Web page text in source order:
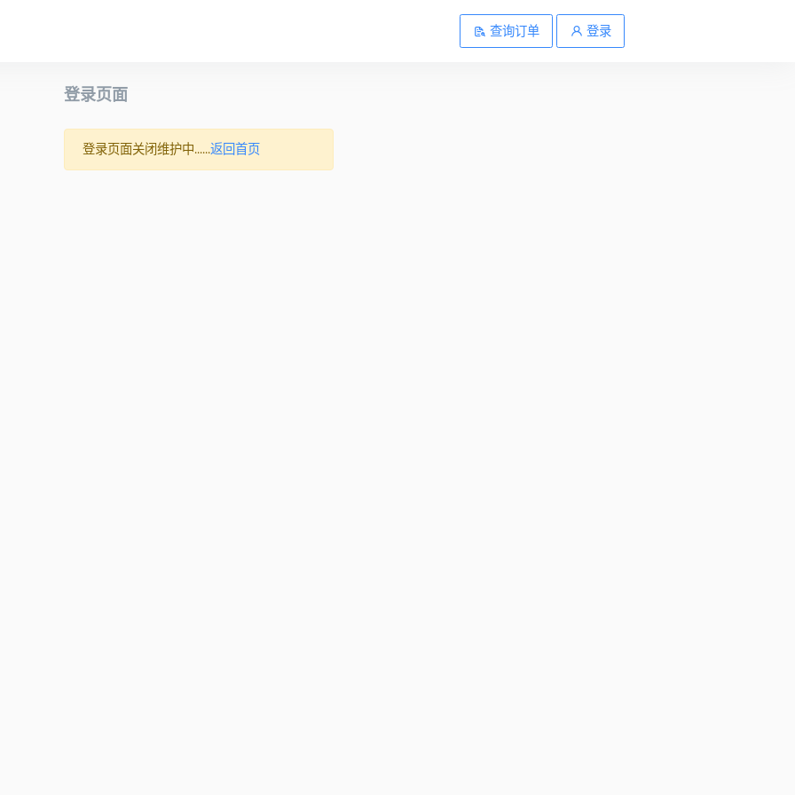
查询订单 登录
登录页面
登录页面关闭维护中......返回首页